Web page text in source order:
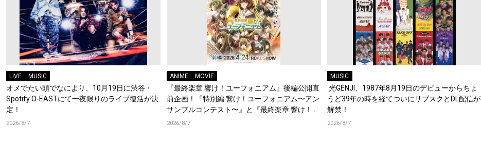
LIVE MUSIC
オメでたい頭でなにより、10月19日に渋谷・
Spotify O-EASTにて一夜限りのライブ復活が決
定！
2026/8/7
ANIME MOVIE
『最終楽章 響け！ユーフォニアム』後編公開直
前企画！『特別編 響け！ユーフォニアム〜アン
サンブルコンテスト〜』と『最終楽章 響け！ユ
ーフォニアム』前編の一挙上映が決定！
2026/8/7
MUSIC
光GENJI、1987年8月19日のデビューからちょ
うど39年の時を経てついにサブスクとDL配信が
解禁！
2026/8/7